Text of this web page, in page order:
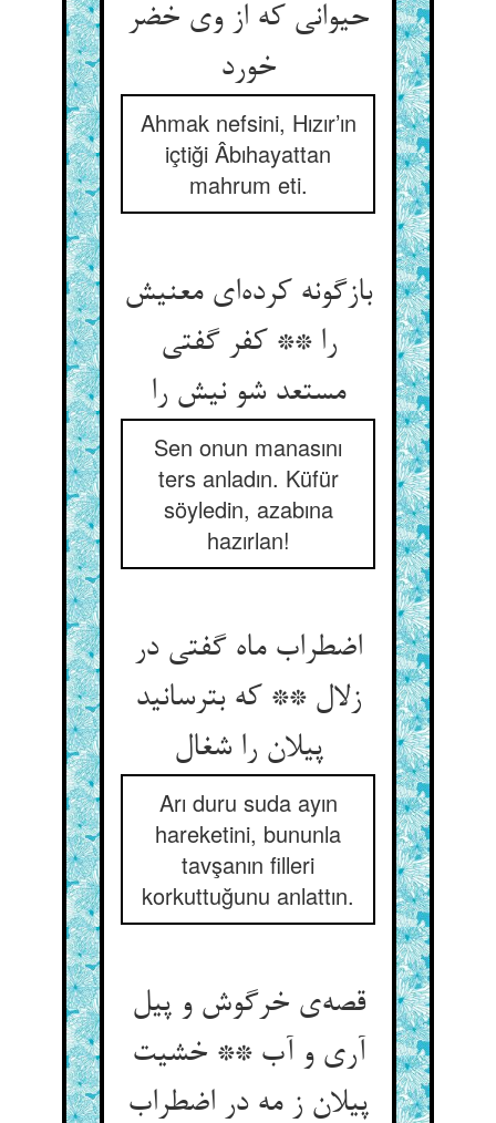
حیوانی که از وی خضر
خورد
Ahmak nefsini, Hızır’ın
içtiği Âbıhayattan
mahrum eti.
بازگونه کرده‌ای معنیش
را ** کفر گفتی
مستعد شو نیش را
Sen onun manasını
ters anladın. Küfür
söyledin, azabına
hazırlan!
اضطراب ماه گفتی در
زلال ** که بترسانید
پیلان را شغال
Arı duru suda ayın
hareketini, bununla
tavşanın filleri
korkuttuğunu anlattın.
قصه‌ی خرگوش و پیل
آری و آب ** خشیت
پیلان ز مه در اضطراب